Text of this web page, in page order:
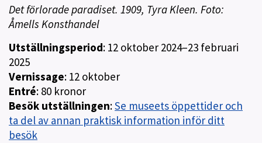
Det förlorade paradiset. 1909, Tyra Kleen. Foto:
Åmells Konsthandel
Utställningsperiod: 12 oktober 2024–23 februari
2025
Vernissage: 12 oktober
Entré: 80 kronor
Besök utställningen:Se museets öppettider och
ta del av annan praktisk information inför ditt
besök